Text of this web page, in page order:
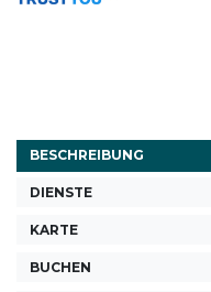
BESCHREIBUNG
DIENSTE
KARTE
BUCHEN